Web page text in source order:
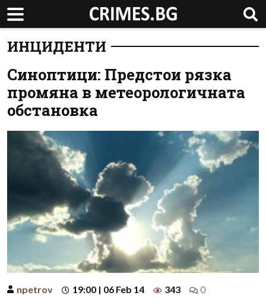
ИНЦИДЕНТИ
Синоптици: Предстои рязка
промяна в метеорологичната
обстановка
npetrov 19:00 | 06 Feb 14 343 0